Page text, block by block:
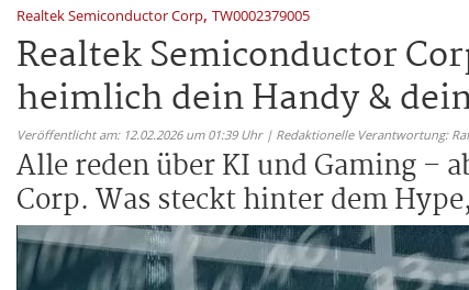
Realtek Semiconductor Corp, TW0002379005
Realtek Semiconductor
heimlich dein Handy &
Veröffentlicht am: 12.02.2026 um 01:39 Uhr | Redaktionelle Verantwortung:
Alle reden über KI und Gaming –
Corp. Was steckt hinter dem